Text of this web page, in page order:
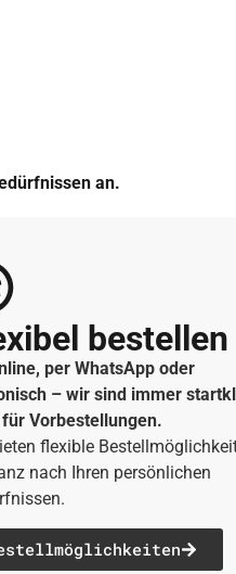
an.
bestellen
per WhatsApp oder
– wir sind immer
Vorbestellungen.
flexible
nach Ihren persönlichen